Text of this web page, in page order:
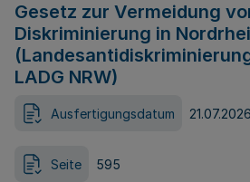
Gesetz zur Vermeidung
Diskriminierung in
LADG NRW)
Ausfertigungsdatum 21.07.2026
Seite 595